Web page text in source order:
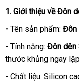
1 thế
giới
. Giới thiệu vềĐôn
- Tên sản phẩm: Đôn
- Tính năng: Đôn dên
thước khủng ngay
- Chất liệu: Silicon